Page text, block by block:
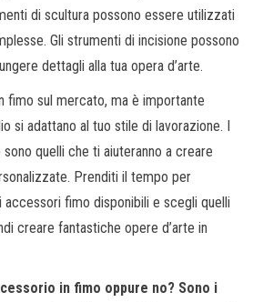
di scultura possono essere utilizzati
Gli strumenti di incisione possono
dettagli alla tua opera d’arte.
fimo sul mercato, ma è importante
si adattano al tuo stile di lavorazione. I
quelli che ti aiuteranno a creare
Prenditi il ​​tempo per
fimo disponibili e scegli quelli
creare fantastiche opere d’arte in
in fimo oppure no? Sono i